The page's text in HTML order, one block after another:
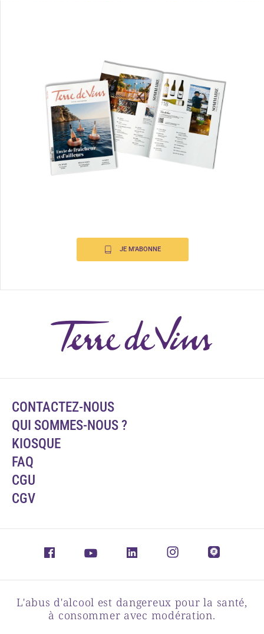
JE M'ABONNE
CONTACTEZ-NOUS
QUI SOMMES-NOUS ?
KIOSQUE
FAQ
CGU
CGV
L'abus d'alcool est dangereux pour la santé,
à consommer avec modération.